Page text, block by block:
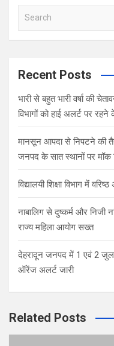
a
c
Recent Posts
भारी से बहुत भारी वर्षा की
विभागों को हाई अलर्ट पर रहने
मानसून आपदा से निपटने की
जनपद के सात स्थानों पर मॉक
विद्यालयी शिक्षा विभाग में
नाबालिग से दुष्कर्म और निजी
राज्य महिला आयोग सख्त
देहरादून जनपद में 1 एवं 2 जुलाई
ऑरेंज अलर्ट जारी
Related Posts